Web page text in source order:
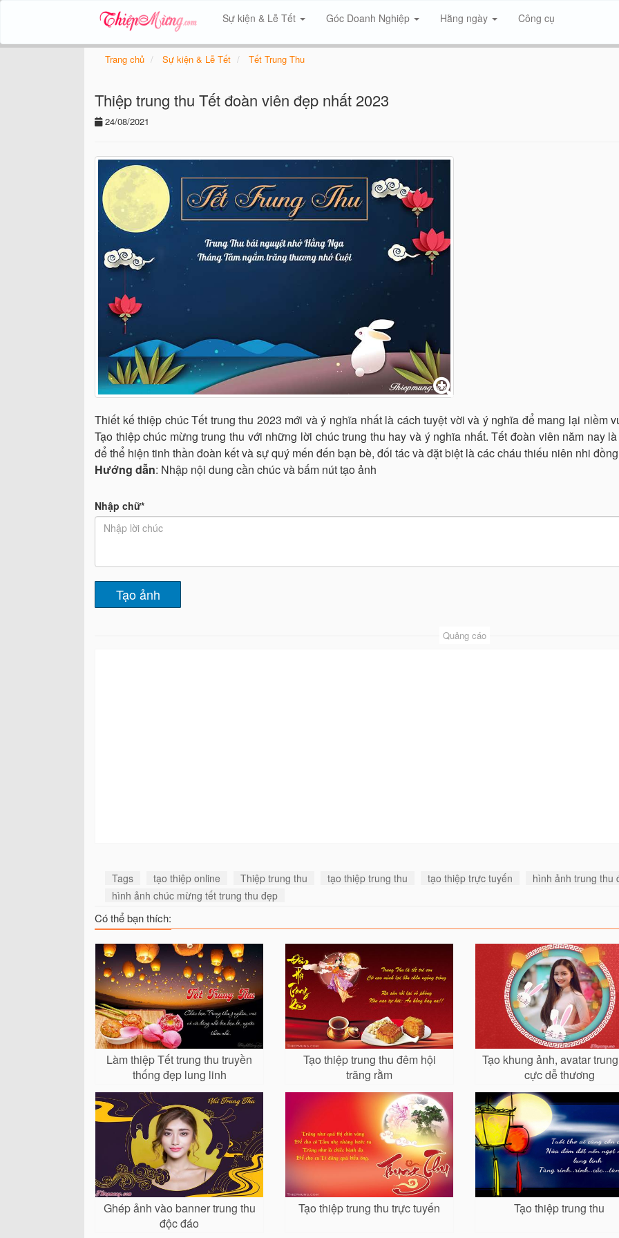
Sự kiện & Lễ Tết Góc Doanh Nghiệp Hằng ngày Công cụ
Trang chủ Sự kiện & Lễ Tết Tết Trung Thu
Thiệp trung thu Tết đoàn viên đẹp nhất 2023
24/08/2021
Thiết kế thiệp chúc Tết trung thu 2023 mới và ý nghĩa nhất là cách tuyệt vời và ý nghĩa để mang lại niềm
Tạo thiệp chúc mừng trung thu với những lời chúc trung thu hay và ý nghĩa nhất. Tết đoàn viên năm nay
để thể hiện tinh thần đoàn kết và sự quý mến đến bạn bè, đối tác và đặt biệt là các cháu thiếu niên nhi
Hướng dẫn: Nhập nội dung cần chúc và bấm nút tạo ảnh
Nhập chữ*
Quảng cáo
Tags tạo thiệp online Thiệp trung thu tạo thiệp trung thu tạo thiệp trực tuyến hình ảnh trung thu
hình ảnh chúc mừng tết trung thu đẹp
Có thể bạn thích:
Làm thiệp Tết trung thu truyền
thống đẹp lung linh
Tạo thiệp trung thu đêm hội
trăng rằm
Tạo khung ảnh, avatar
cực dễ thương
Ghép ảnh vào banner trung thu
độc đáo
Tạo thiệp trung thu trực tuyến Tạo thiệp trung thu